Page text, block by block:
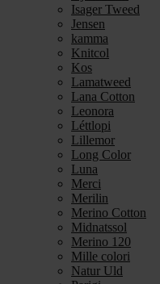
Isager Tweed
Jensen
kamma
Knitcol
Kos
Lamatweed
Lana Cotton
Leonora
Léttlopi
Lillemor
Long Color
Luna
Merci
Merilin
Merino Cotton
Midnatssol
Merino 120
Mille colori
Natur Uld